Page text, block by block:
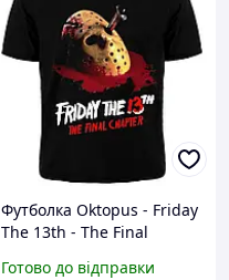
Футболка Oktopus - Friday
The 13th - The Final
Готово до відправки